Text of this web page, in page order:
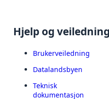
Hjelp og
Brukerveiledning
Datalandsbyen
Teknisk
dokumentasjon